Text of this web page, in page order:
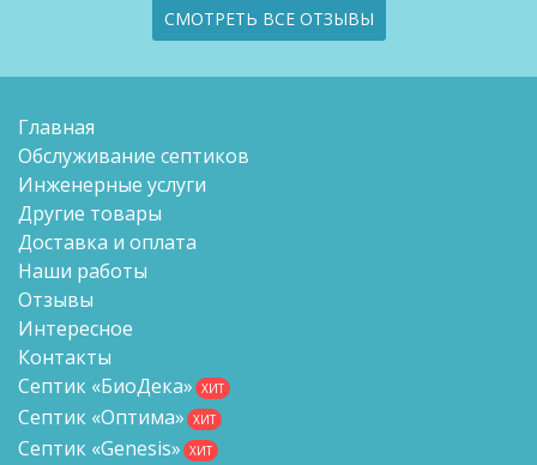
СМОТРЕТЬ ВСЕ ОТЗЫВЫ
Главная
Обслуживание септиков
Инженерные услуги
Другие товары
Доставка и оплата
Наши работы
Отзывы
Интересное
Контакты
Септик «БиоДека» ХИТ
Септик «Оптима» ХИТ
Септик «Genesis» ХИТ